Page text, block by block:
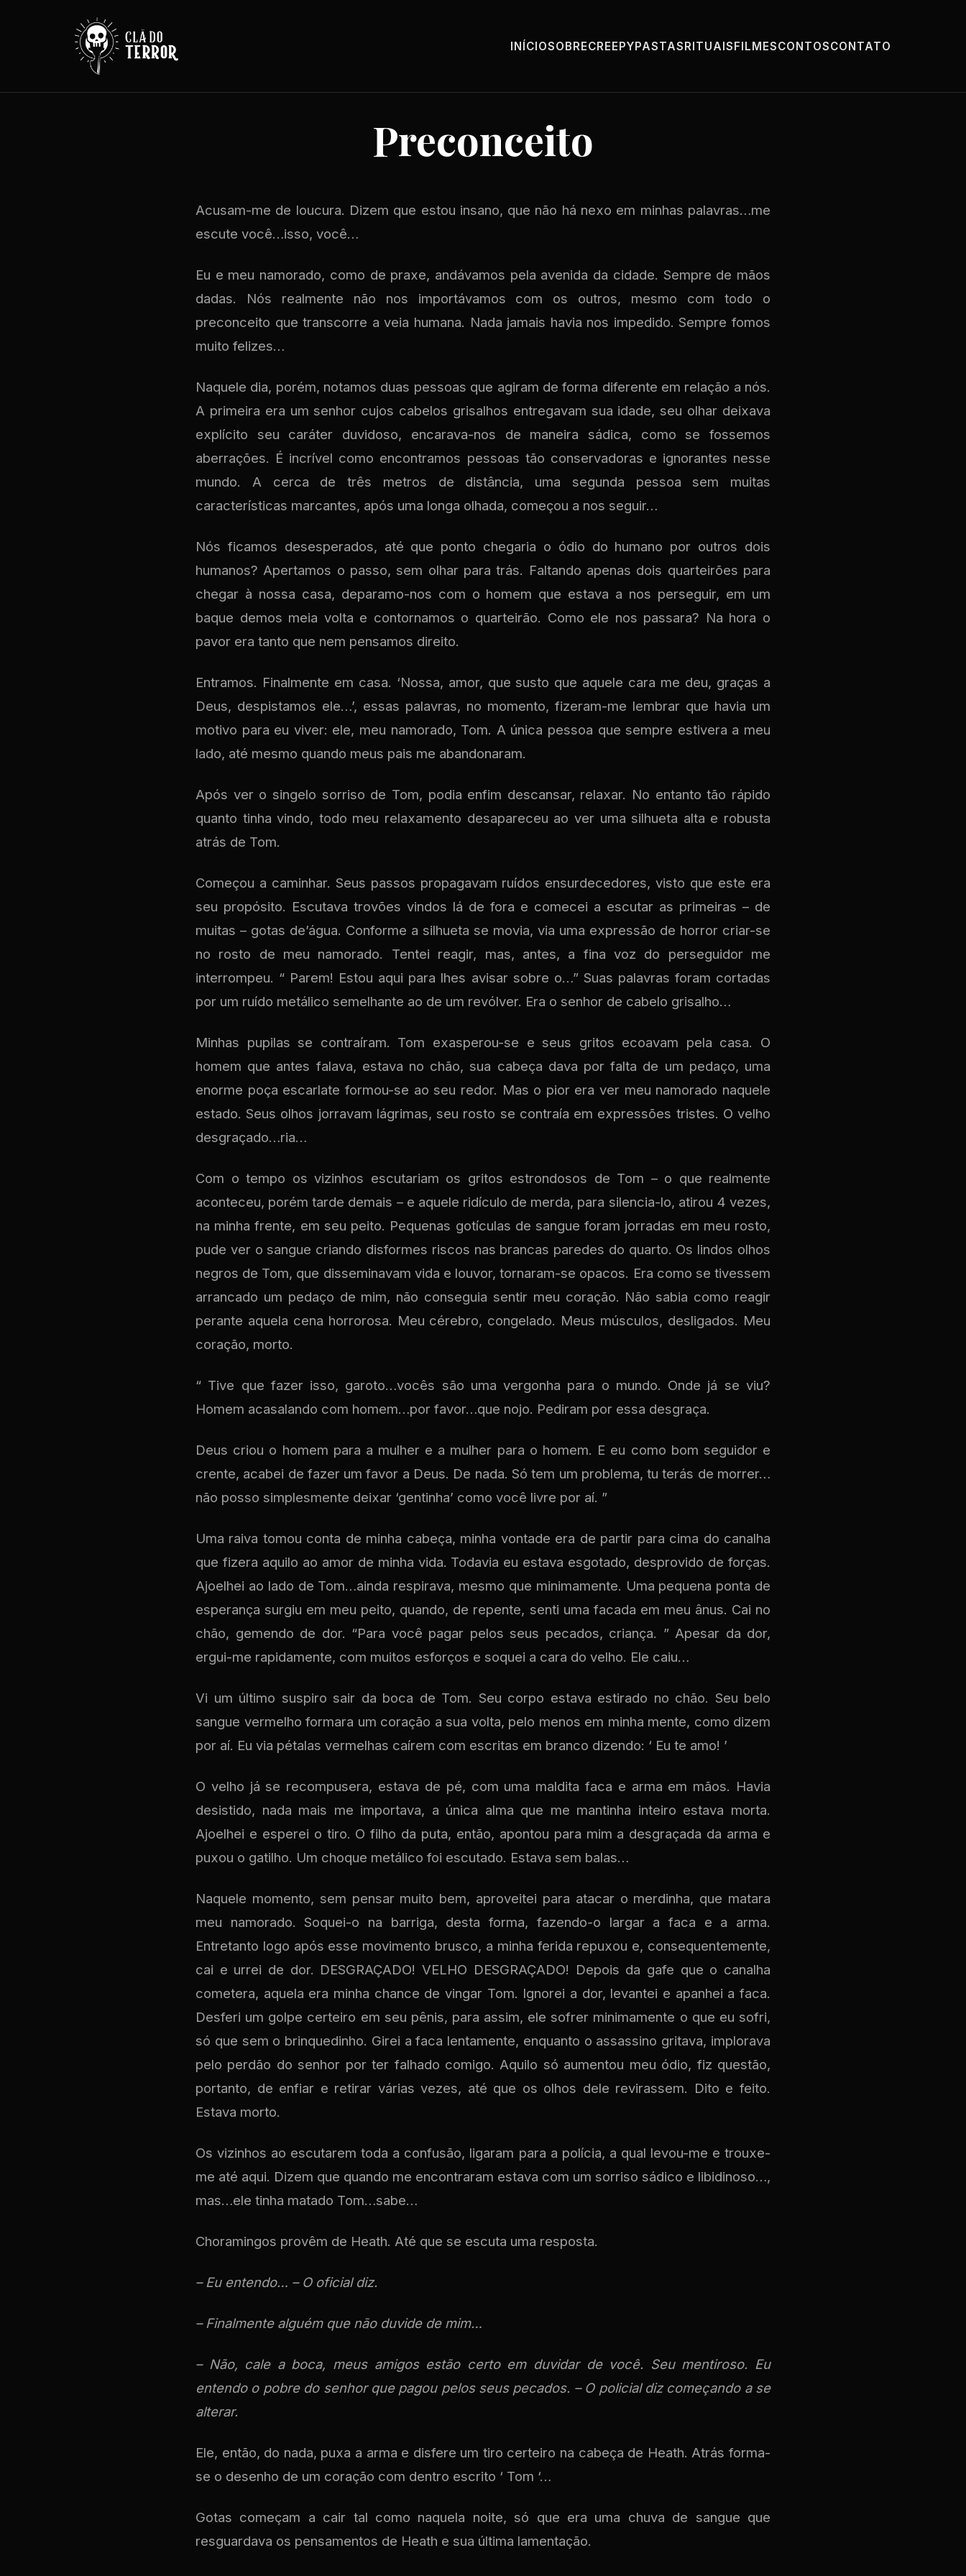
INÍCIOSOBRECREEPYPASTASRITUAISFILMESCONTOSCONTATO
Preconceito
Acusam-me de loucura. Dizem que estou insano, que não há nexo em minhas palavras…me
escute você…isso, você…
Eu e meu namorado, como de praxe, andávamos pela avenida da cidade. Sempre de mãos
dadas. Nós realmente não nos importávamos com os outros, mesmo com todo o
preconceito que transcorre a veia humana. Nada jamais havia nos impedido. Sempre fomos
muito felizes…
Naquele dia, porém, notamos duas pessoas que agiram de forma diferente em relação a nós.
A primeira era um senhor cujos cabelos grisalhos entregavam sua idade, seu olhar deixava
explícito seu caráter duvidoso, encarava-nos de maneira sádica, como se fossemos
aberrações. É incrível como encontramos pessoas tão conservadoras e ignorantes nesse
mundo. A cerca de três metros de distância, uma segunda pessoa sem muitas
características marcantes, após uma longa olhada, começou a nos seguir…
Nós ficamos desesperados, até que ponto chegaria o ódio do humano por outros dois
humanos? Apertamos o passo, sem olhar para trás. Faltando apenas dois quarteirões para
chegar à nossa casa, deparamo-nos com o homem que estava a nos perseguir, em um
baque demos meia volta e contornamos o quarteirão. Como ele nos passara? Na hora o
pavor era tanto que nem pensamos direito.
Entramos. Finalmente em casa. ‘Nossa, amor, que susto que aquele cara me deu, graças a
Deus, despistamos ele…’, essas palavras, no momento, fizeram-me lembrar que havia um
motivo para eu viver: ele, meu namorado, Tom. A única pessoa que sempre estivera a meu
lado, até mesmo quando meus pais me abandonaram.
Após ver o singelo sorriso de Tom, podia enfim descansar, relaxar. No entanto tão rápido
quanto tinha vindo, todo meu relaxamento desapareceu ao ver uma silhueta alta e robusta
atrás de Tom.
Começou a caminhar. Seus passos propagavam ruídos ensurdecedores, visto que este era
seu propósito. Escutava trovões vindos lá de fora e comecei a escutar as primeiras – de
muitas – gotas de’água. Conforme a silhueta se movia, via uma expressão de horror criar-se
no rosto de meu namorado. Tentei reagir, mas, antes, a fina voz do perseguidor me
interrompeu. “ Parem! Estou aqui para lhes avisar sobre o…” Suas palavras foram cortadas
por um ruído metálico semelhante ao de um revólver. Era o senhor de cabelo grisalho…
Minhas pupilas se contraíram. Tom exasperou-se e seus gritos ecoavam pela casa. O
homem que antes falava, estava no chão, sua cabeça dava por falta de um pedaço, uma
enorme poça escarlate formou-se ao seu redor. Mas o pior era ver meu namorado naquele
estado. Seus olhos jorravam lágrimas, seu rosto se contraía em expressões tristes. O velho
desgraçado…ria…
Com o tempo os vizinhos escutariam os gritos estrondosos de Tom – o que realmente
aconteceu, porém tarde demais – e aquele ridículo de merda, para silencia-lo, atirou 4 vezes,
na minha frente, em seu peito. Pequenas gotículas de sangue foram jorradas em meu rosto,
pude ver o sangue criando disformes riscos nas brancas paredes do quarto. Os lindos olhos
negros de Tom, que disseminavam vida e louvor, tornaram-se opacos. Era como se tivessem
arrancado um pedaço de mim, não conseguia sentir meu coração. Não sabia como reagir
perante aquela cena horrorosa. Meu cérebro, congelado. Meus músculos, desligados. Meu
coração, morto.
“ Tive que fazer isso, garoto…vocês são uma vergonha para o mundo. Onde já se viu?
Homem acasalando com homem…por favor…que nojo. Pediram por essa desgraça.
Deus criou o homem para a mulher e a mulher para o homem. E eu como bom seguidor e
crente, acabei de fazer um favor a Deus. De nada. Só tem um problema, tu terás de morrer…
não posso simplesmente deixar ‘gentinha’ como você livre por aí. ”
Uma raiva tomou conta de minha cabeça, minha vontade era de partir para cima do canalha
que fizera aquilo ao amor de minha vida. Todavia eu estava esgotado, desprovido de forças.
Ajoelhei ao lado de Tom…ainda respirava, mesmo que minimamente. Uma pequena ponta de
esperança surgiu em meu peito, quando, de repente, senti uma facada em meu ânus. Cai no
chão, gemendo de dor. “Para você pagar pelos seus pecados, criança. ” Apesar da dor,
ergui-me rapidamente, com muitos esforços e soquei a cara do velho. Ele caiu…
Vi um último suspiro sair da boca de Tom. Seu corpo estava estirado no chão. Seu belo
sangue vermelho formara um coração a sua volta, pelo menos em minha mente, como dizem
por aí. Eu via pétalas vermelhas caírem com escritas em branco dizendo: ‘ Eu te amo! ’
O velho já se recompusera, estava de pé, com uma maldita faca e arma em mãos. Havia
desistido, nada mais me importava, a única alma que me mantinha inteiro estava morta.
Ajoelhei e esperei o tiro. O filho da puta, então, apontou para mim a desgraçada da arma e
puxou o gatilho. Um choque metálico foi escutado. Estava sem balas…
Naquele momento, sem pensar muito bem, aproveitei para atacar o merdinha, que matara
meu namorado. Soquei-o na barriga, desta forma, fazendo-o largar a faca e a arma.
Entretanto logo após esse movimento brusco, a minha ferida repuxou e, consequentemente,
cai e urrei de dor. DESGRAÇADO! VELHO DESGRAÇADO! Depois da gafe que o canalha
cometera, aquela era minha chance de vingar Tom. Ignorei a dor, levantei e apanhei a faca.
Desferi um golpe certeiro em seu pênis, para assim, ele sofrer minimamente o que eu sofri,
só que sem o brinquedinho. Girei a faca lentamente, enquanto o assassino gritava, implorava
pelo perdão do senhor por ter falhado comigo. Aquilo só aumentou meu ódio, fiz questão,
portanto, de enfiar e retirar várias vezes, até que os olhos dele revirassem. Dito e feito.
Estava morto.
Os vizinhos ao escutarem toda a confusão, ligaram para a polícia, a qual levou-me e trouxe-
me até aqui. Dizem que quando me encontraram estava com um sorriso sádico e libidinoso…,
mas…ele tinha matado Tom…sabe…
Choramingos provêm de Heath. Até que se escuta uma resposta.
– Eu entendo… – O oficial diz.
– Finalmente alguém que não duvide de mim…
– Não, cale a boca, meus amigos estão certo em duvidar de você. Seu mentiroso. Eu
entendo o pobre do senhor que pagou pelos seus pecados. – O policial diz começando a se
alterar.
Ele, então, do nada, puxa a arma e disfere um tiro certeiro na cabeça de Heath. Atrás forma-
se o desenho de um coração com dentro escrito ‘ Tom ‘…
Gotas começam a cair tal como naquela noite, só que era uma chuva de sangue que
resguardava os pensamentos de Heath e sua última lamentação.